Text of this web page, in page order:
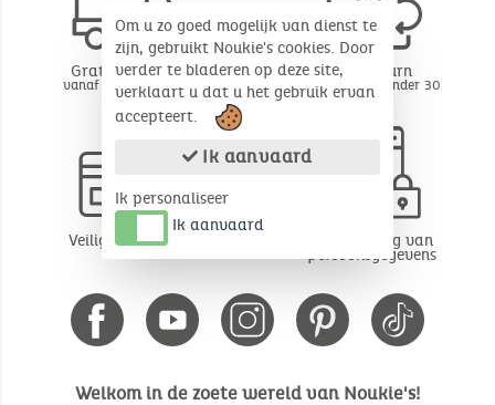
Gratis levering
vanaf 49€ aankoop
Free return
BE - FR - LU onder 30
dagen*
Veilige betaling Bescherming van
persoonsgegevens
Welkom in de zoete wereld van Noukie's!
Om u zo goed mogelijk van dienst te
zijn, gebruikt Noukie's cookies. Door
verder te bladeren op deze site,
verklaart u dat u het gebruik ervan
accepteert.
Ik aanvaard
Ik personaliseer
Ik aanvaard